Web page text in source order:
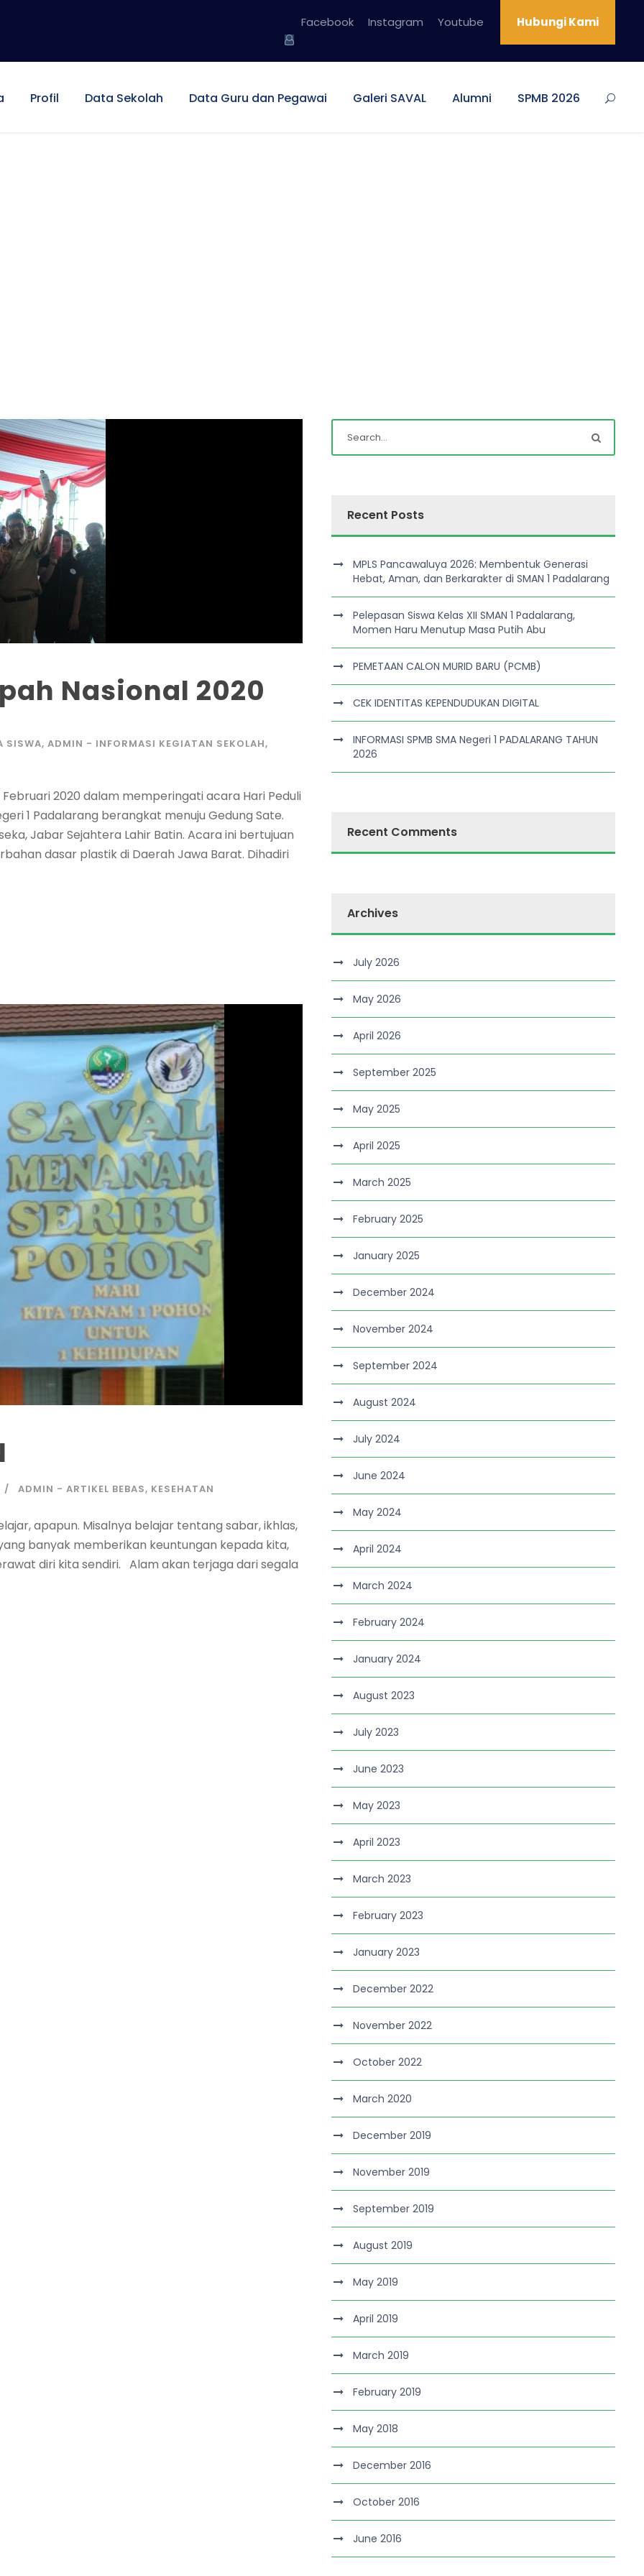
Facebook Instagram Youtube Hubungi Kami
Profil Data Sekolah Data Guru dan Pegawai Galeri SAVAL Alumni SPMB 2026
Nasional 2020
SISWA, ADMIN - INFORMASI KEGIATAN SEKOLAH,
2020 dalam memperingati acara Hari Peduli
1 Padalarang berangkat menuju Gedung Sate.
Jabar Sejahtera Lahir Batin. Acara ini bertujuan
dasar plastik di Daerah Jawa Barat. Dihadiri
ADMIN - ARTIKEL BEBAS, KESEHATAN
apapun. Misalnya belajar tentang sabar, ikhlas,
banyak memberikan keuntungan kepada kita,
diri kita sendiri. Alam akan terjaga dari segala
Recent Posts
MPLS Pancawaluya 2026: Membentuk Generasi
Hebat, Aman, dan Berkarakter di SMAN 1 Padalarang
Pelepasan Siswa Kelas XII SMAN 1 Padalarang,
Momen Haru Menutup Masa Putih Abu
PEMETAAN CALON MURID BARU (PCMB)
CEK IDENTITAS KEPENDUDUKAN DIGITAL
INFORMASI SPMB SMA Negeri 1 PADALARANG TAHUN
2026
Recent Comments
Archives
July 2026
May 2026
April 2026
September 2025
May 2025
April 2025
March 2025
February 2025
January 2025
December 2024
November 2024
September 2024
August 2024
July 2024
June 2024
May 2024
April 2024
March 2024
February 2024
January 2024
August 2023
July 2023
June 2023
May 2023
April 2023
March 2023
February 2023
January 2023
December 2022
November 2022
October 2022
March 2020
December 2019
November 2019
September 2019
August 2019
May 2019
April 2019
March 2019
February 2019
May 2018
December 2016
October 2016
June 2016